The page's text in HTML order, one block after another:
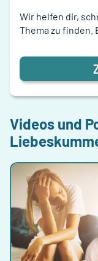
Wir helfen dir,
Thema zu finden.
Videos und